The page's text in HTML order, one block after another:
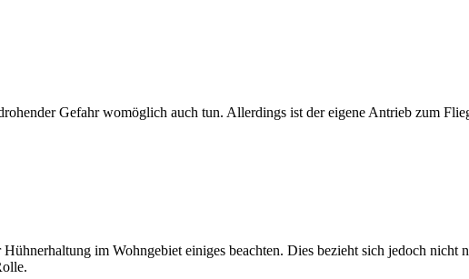
Gefahr womöglich auch tun. Allerdings ist der eigene Antrieb zum
im Wohngebiet einiges beachten. Dies bezieht sich jedoch nicht